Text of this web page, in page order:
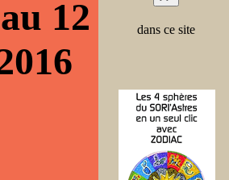
dans ce site
au 12